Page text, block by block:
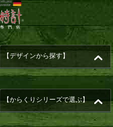
【デザインから探す】
【からくりシリーズで選ぶ】